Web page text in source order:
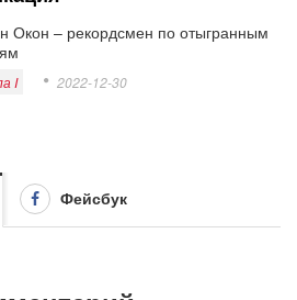
Окон – рекордсмен по отыгранным
I 2022-12-30
Фейсбук